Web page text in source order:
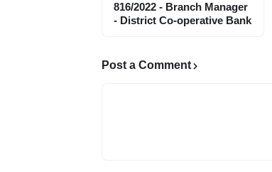
816/2022 - Branch Manager
- District Co-operative Bank
Post a Comment